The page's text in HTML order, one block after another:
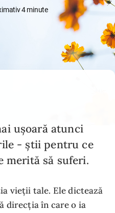
4 minute
ușoară atunci
- știi pentru ce
merită să suferi.
vieții tale. Ele dictează
direcția în care o ia